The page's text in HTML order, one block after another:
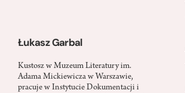
Łukasz Garbal
Kustosz w Muzeum Literatury im.
Adama Mickiewicza w Warszawie,
pracuje w Instytucie Dokumentacji i